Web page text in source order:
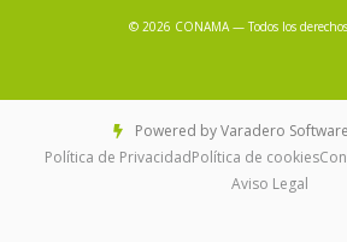
© 2026 CONAMA — Todos los
Powered by Varadero
Política de PrivacidadPolítica de cookies
Aviso Legal